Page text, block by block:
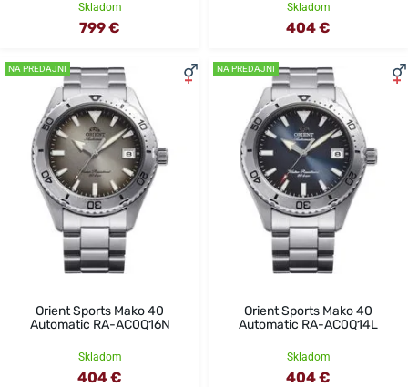
Skladom
799 €
Skladom
404 €
NA PREDAJNI
Orient Sports Mako 40
Automatic RA-AC0Q16N
Skladom
404 €
NA PREDAJNI
Orient Sports Mako 40
Automatic RA-AC0Q14L
Skladom
404 €